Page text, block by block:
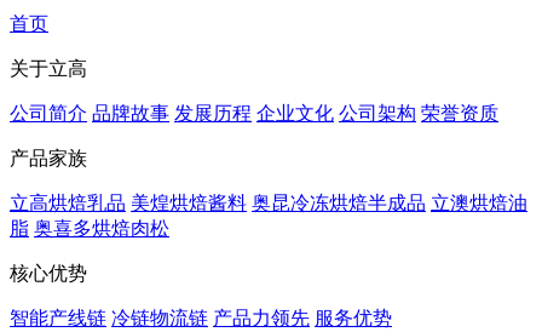
首页
关于立高
公司简介 品牌故事 发展历程 企业文化 公司架构 荣誉资质
产品家族
立高烘焙乳品 美煌烘焙酱料 奥昆冷冻烘焙半成品 立澳烘焙油
脂 奥喜多烘焙肉松
核心优势
智能产线链 冷链物流链 产品力领先 服务优势